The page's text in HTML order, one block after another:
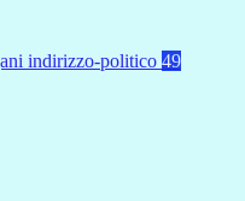
indirizzo-politico 49